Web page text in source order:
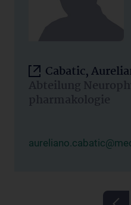
Cabatic,
Abteilung
pharmakologie